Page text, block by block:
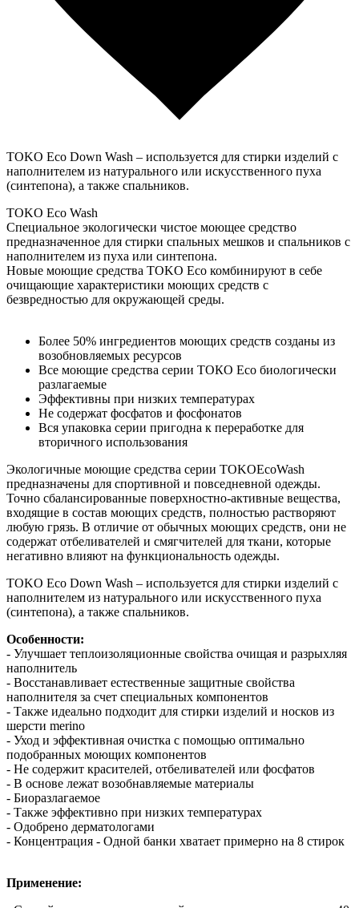
TOKO Eco Down Wash – используется для стирки изделий с
наполнителем из натурального или искусственного пуха
(синтепона), а также спальников.
ТOKO Eco Wash
Специальное экологически чистое моющее средство
предназначенное для стирки спальных мешков и спальников с
наполнителем из пуха или синтепона.
Новые моющие средства TOKO Eco комбинируют в себе
очищающие характеристики моющих средств с
безвредностью для окружающей среды.
Более 50% ингредиентов моющих средств созданы из
возобновляемых ресурсов
Все моющие средства серии ТОКО Есо биологически
разлагаемые
Эффективны при низких температурах
Не содержат фосфатов и фосфонатов
Вся упаковка серии пригодна к переработке для
вторичного использования
Экологичные моющие средства серии TOKOEcoWash
предназначены для спортивной и повседневной одежды.
Точно сбалансированные поверхностно-активные вещества,
входящие в состав моющих средств, полностью растворяют
любую грязь. В отличие от обычных моющих средств, они не
содержат отбеливателей и смягчителей для ткани, которые
негативно влияют на функциональность одежды.
TOKO Eco Down Wash – используется для стирки изделий с
наполнителем из натурального или искусственного пуха
(синтепона), а также спальников.
Особенности:
- Улучшает теплоизоляционные свойства очищая и разрыхляя
наполнитель
- Восстанавливает естественные защитные свойства
наполнителя за счет специальных компонентов
- Также идеально подходит для стирки изделий и носков из
шерсти merino
- Уход и эффективная очистка с помощью оптимально
подобранных моющих компонентов
- Не содержит красителей, отбеливателей или фосфатов
- В основе лежат возобнавляемые материалы
- Биоразлагаемое
- Также эффективно при низких температурах
- Одобрено дерматологами
- Концентрация - Одной банки хватает примерно на 8 стирок
Применение: